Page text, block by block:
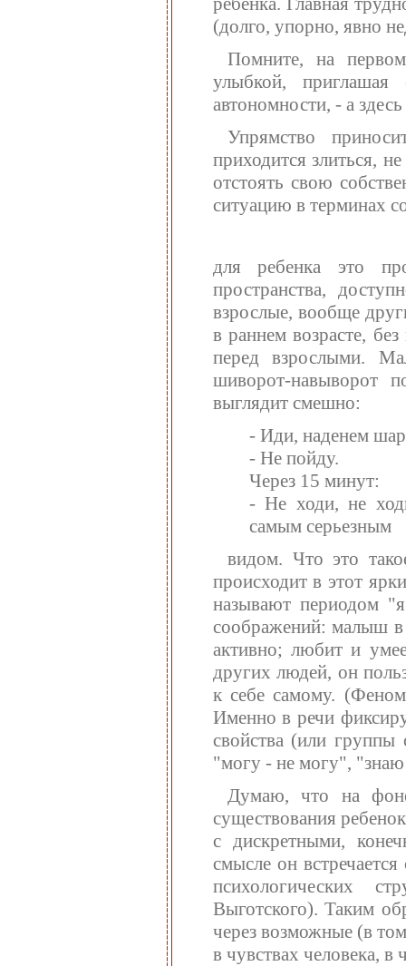
(долго, упорно, явно
Помните, на
улыбкой, приглашая
автономности, - а
Упрямство
приходится злиться,
отстоять свою
ситуацию в терминах
для ребенка это
пространства,
взрослые, вообще
в раннем возрасте,
перед взрослыми.
шиворот-навыворот
выглядит смешно:
- Иди, наденем
- Не пойду.
Через 15 минут:
- Не ходи, не
самым серьезным
видом. Что это
происходит в этот
называют периодом
соображений: малыш в
активно; любит и
других людей, он
к себе самому.
Именно в речи
свойства (или
"могу - не могу",
Думаю, что на
существования
с дискретными,
смысле он
психологических
Выготского). Таким
через возможные (в
в чувствах человека, в